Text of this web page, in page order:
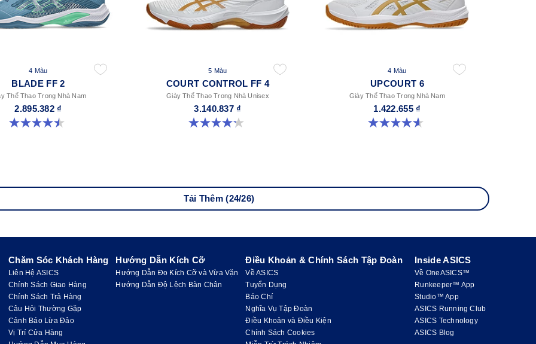
4 Màu
BLADE FF 2
Thể Thao Trong Nhà Nam
2.895.382 ₫
4.5 trong số 5 sao. 22 đánh giá
5 Màu
COURT CONTROL FF 4
Giày Thể Thao Trong Nhà Unisex
3.140.837 ₫
4.2 trong số 5 sao. 5 đánh giá
4 Màu
UPCOURT 6
Giày Thể Thao Trong Nhà Nam
1.422.655 ₫
4.6 trong số 5 sao. 251 đánh giá
Tải Thêm (24/26)
Chăm Sóc Khách Hàng
Liên Hệ ASICS
Chính Sách Giao Hàng
Chính Sách Trả Hàng
Câu Hỏi Thường Gặp
Cảnh Báo Lừa Đảo
Vị Trí Cửa Hàng
Hướng Dẫn Kích Cỡ
Hướng Dẫn Đo Kích Cỡ và Vừa Vặn
Hướng Dẫn Độ Lệch Bàn Chân
Điều Khoản & Chính Sách Tập Đoàn
Về ASICS
Tuyển Dụng
Báo Chí
Nghĩa Vụ Tập Đoàn
Điều Khoản và Điều Kiện
Chính Sách Cookies
Inside ASICS
Về OneASICS™
Runkeeper™ App
Studio™ App
ASICS Running Club
ASICS Technology
ASICS Blog